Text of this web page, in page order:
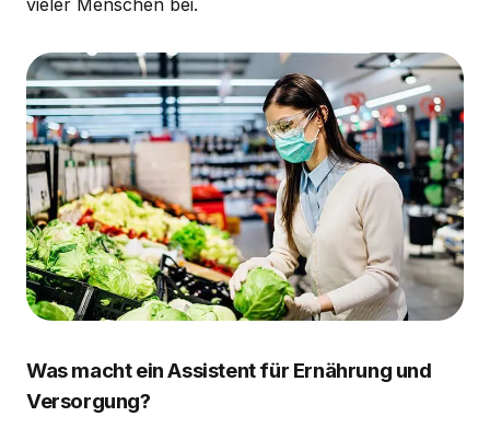
vieler Menschen bei.
Was macht ein Assistent für Ernährung und
Versorgung?